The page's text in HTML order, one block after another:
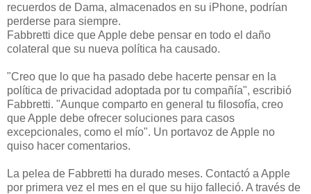
recuerdos de Dama, almacenados en su iPhone, podrían
perderse para siempre.
Fabbretti dice que Apple debe pensar en todo el daño
colateral que su nueva política ha causado.
"Creo que lo que ha pasado debe hacerte pensar en la
política de privacidad adoptada por tu compañía", escribió
Fabbretti. "Aunque comparto en general tu filosofía, creo
que Apple debe ofrecer soluciones para casos
excepcionales, como el mío". Un portavoz de Apple no
quiso hacer comentarios.
La pelea de Fabbretti ha durado meses. Contactó a Apple
por primera vez el mes en el que su hijo falleció. A través de